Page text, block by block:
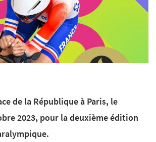
de la République à Paris, le
2023, pour la deuxième édition